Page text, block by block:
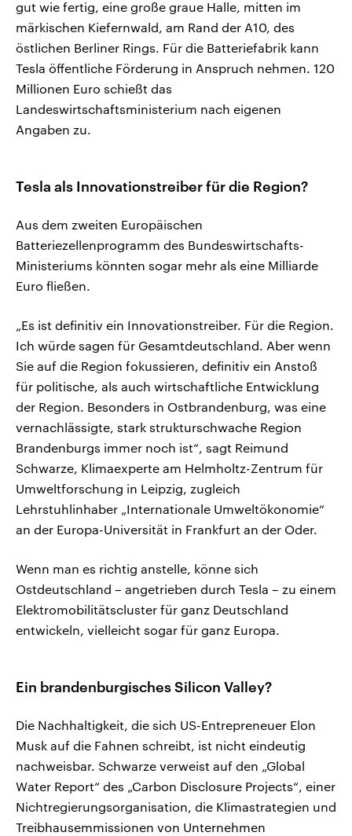
gut wie fertig, eine große graue Halle, mitten im
märkischen Kiefernwald, am Rand der A10, des
östlichen Berliner Rings. Für die Batteriefabrik kann
Tesla öffentliche Förderung in Anspruch nehmen. 120
Millionen Euro schießt das
Landeswirtschaftsministerium nach eigenen
Angaben zu.
Tesla als Innovationstreiber für die Region?
Aus dem zweiten Europäischen
Batteriezellenprogramm des Bundeswirtschafts-
Ministeriums könnten sogar mehr als eine Milliarde
Euro fließen.
„Es ist definitiv ein Innovationstreiber. Für die Region.
Ich würde sagen für Gesamtdeutschland. Aber wenn
Sie auf die Region fokussieren, definitiv ein Anstoß
für politische, als auch wirtschaftliche Entwicklung
der Region. Besonders in Ostbrandenburg, was eine
vernachlässigte, stark strukturschwache Region
Brandenburgs immer noch ist“, sagt Reimund
Schwarze, Klimaexperte am Helmholtz-Zentrum für
Umweltforschung in Leipzig, zugleich
Lehrstuhlinhaber „Internationale Umweltökonomie“
an der Europa-Universität in Frankfurt an der Oder.
Wenn man es richtig anstelle, könne sich
Ostdeutschland – angetrieben durch Tesla – zu einem
Elektromobilitätscluster für ganz Deutschland
entwickeln, vielleicht sogar für ganz Europa.
Ein brandenburgisches Silicon Valley?
Die Nachhaltigkeit, die sich US-Entrepreneuer Elon
Musk auf die Fahnen schreibt, ist nicht eindeutig
nachweisbar. Schwarze verweist auf den „Global
Water Report“ des „Carbon Disclosure Projects“, einer
Nichtregierungsorganisation, die Klimastrategien und
Treibhausemmissionen von Unternehmen